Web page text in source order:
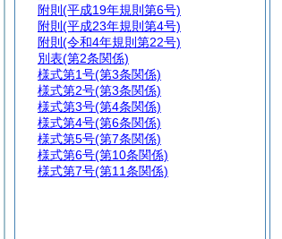
附則 (平成19年規則第6号)
附則 (平成23年規則第4号)
附則 (令和4年規則第22号)
別表(第2条関係)
様式第1号(第3条関係)
様式第2号(第3条関係)
様式第3号(第4条関係)
様式第4号(第6条関係)
様式第5号(第7条関係)
様式第6号(第10条関係)
様式第7号(第11条関係)